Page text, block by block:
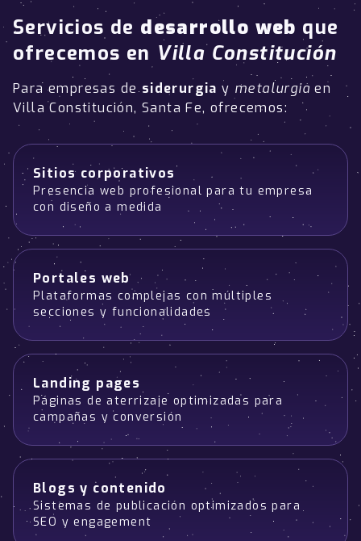
Servicios de desarrollo web que
ofrecemos en Villa Constitución
Para empresas desiderurgia y metalurgia en
Villa Constitución, Santa Fe, ofrecemos:
Sitios corporativos
Presencia web profesional para tu empresa
con diseño a medida
Portales web
Plataformas complejas con múltiples
secciones y funcionalidades
Landing pages
Páginas de aterrizaje optimizadas para
campañas y conversión
Blogs y contenido
Sistemas de publicación optimizados para
SEO y engagement